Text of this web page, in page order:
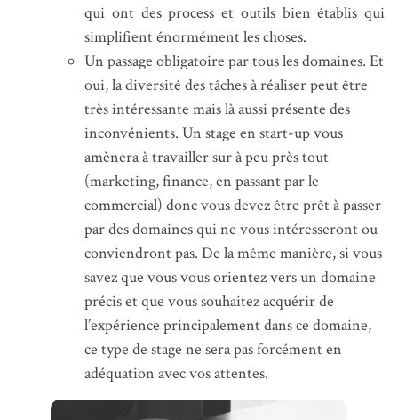
qui ont des process et outils bien établis qui
simplifient énormément les choses.
Un passage obligatoire par tous les domaines. Et
oui, la diversité des tâches à réaliser peut être
très intéressante mais là aussi présente des
inconvénients. Un stage en start-up vous
amènera à travailler sur à peu près tout
(marketing, finance, en passant par le
commercial) donc vous devez être prêt à passer
par des domaines qui ne vous intéresseront ou
conviendront pas. De la même manière, si vous
savez que vous vous orientez vers un domaine
précis et que vous souhaitez acquérir de
l’expérience principalement dans ce domaine,
ce type de stage ne sera pas forcément en
adéquation avec vos attentes.